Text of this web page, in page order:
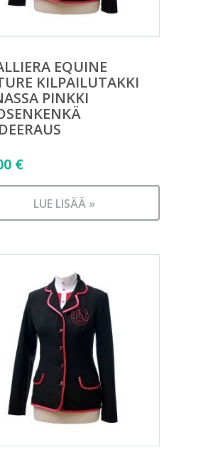
EQUINE
KILPAILUTAKKI
PINKKI
€
LUE LISÄÄ »